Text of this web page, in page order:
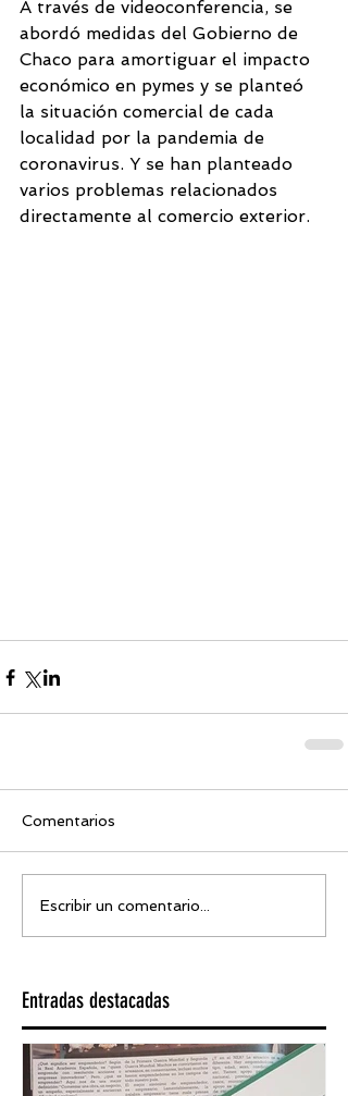
A través de videoconferencia, se
abordó medidas del Gobierno de
Chaco para amortiguar el impacto
económico en pymes y se planteó
la situación comercial de cada
localidad por la pandemia de
coronavirus. Y se han planteado
varios problemas relacionados
directamente al comercio exterior.
Comentarios
Escribir un comentario...
Entradas destacadas